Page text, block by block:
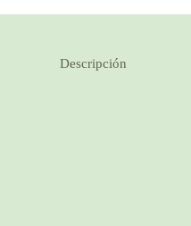
Descripción